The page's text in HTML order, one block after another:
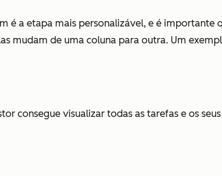
é a etapa mais personalizável, e é importante
mudam de uma coluna para outra. Um
consegue visualizar todas as tarefas e os